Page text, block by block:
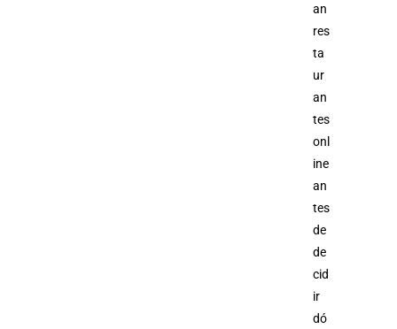
an
res
ta
ur
an
tes
onl
ine
an
tes
de
de
cid
ir
dó